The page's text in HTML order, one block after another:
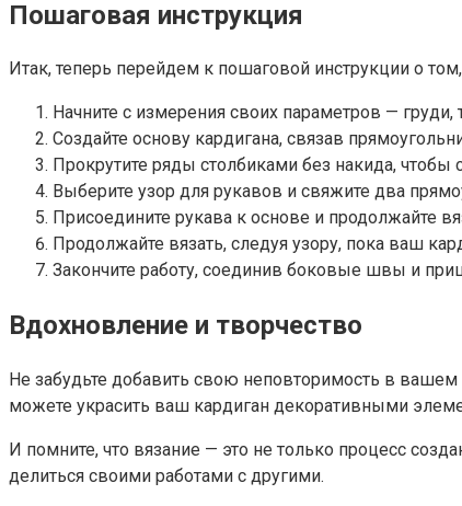
Пошаговая инструкция
Итак, теперь перейдем к пошаговой инструкции о
Начните с измерения своих параметров —
Создайте основу кардигана, связав
Прокрутите ряды столбиками без накида, чтобы
Выберите узор для рукавов и свяжите два
Присоедините рукава к основе и продолжайте
Продолжайте вязать, следуя узору, пока ваш
Закончите работу, соединив боковые швы и
Вдохновление и творчество
Не забудьте добавить свою неповторимость в
можете украсить ваш кардиган декоративными
И помните, что вязание — это не только процесс
делиться своими работами с другими.